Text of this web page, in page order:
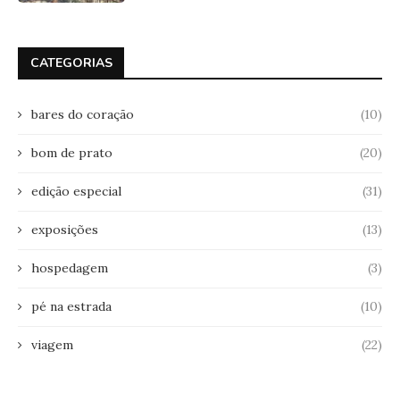
CATEGORIAS
bares do coração (10)
bom de prato (20)
edição especial (31)
exposições (13)
hospedagem (3)
pé na estrada (10)
viagem (22)